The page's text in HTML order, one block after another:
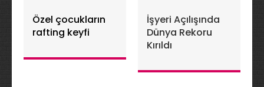
Özel çocukların
rafting keyfi
İşyeri Açılışında
Dünya Rekoru
Kırıldı